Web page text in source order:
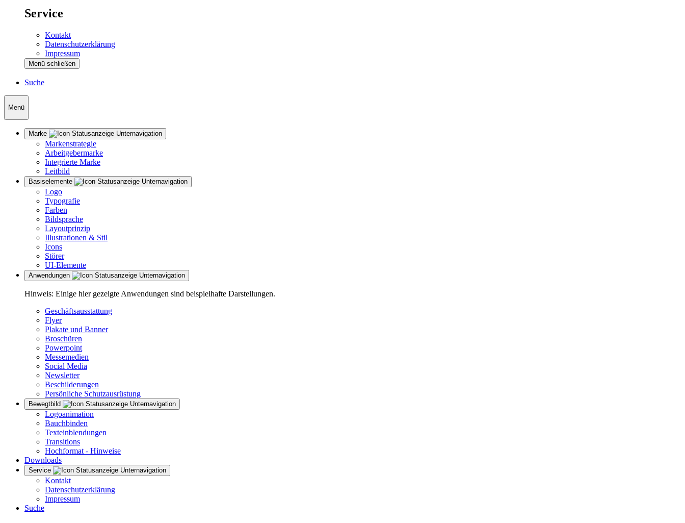
Service
Kontakt
Datenschutzerklärung
Impressum
Menü schließen
Suche
Menü
Marke
Markenstrategie
Arbeitgebermarke
Integrierte Marke
Leitbild
Basiselemente
Logo
Typografie
Farben
Bildsprache
Layoutprinzip
Illustrationen & Stil
Icons
Störer
UI-Elemente
Anwendungen
Hinweis: Einige hier gezeigte Anwendungen sind beispielhafte Darstellungen.
Geschäftsausstattung
Flyer
Plakate und Banner
Broschüren
Powerpoint
Messemedien
Social Media
Newsletter
Beschilderungen
Persönliche Schutzausrüstung
Bewegtbild
Logoanimation
Bauchbinden
Texteinblendungen
Transitions
Hochformat - Hinweise
Downloads
Service
Kontakt
Datenschutzerklärung
Impressum
Suche